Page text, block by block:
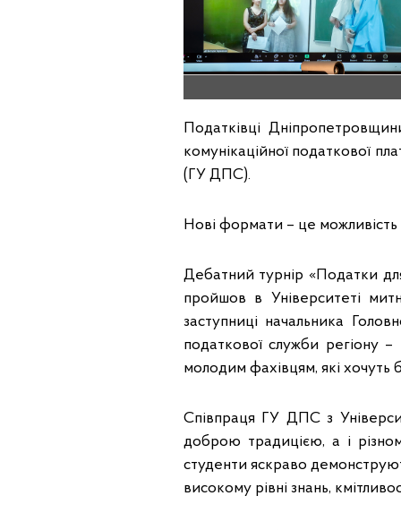
Податківці
комунікаційної податкової
(ГУ ДПС).
Нові формати – це можливість
Дебатний турнір «Податки
пройшов в Університеті
заступниці начальника
податкової служби регіону
молодим фахівцям, які хочуть
Співпраця ГУ ДПС з
доброю традицією, а і
студенти яскраво
високому рівні знань,